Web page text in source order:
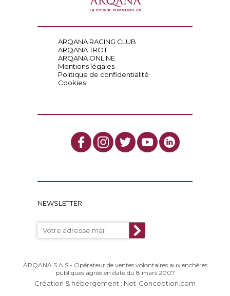
ARQANA RACING CLUB
ARQANA TROT
ARQANA ONLINE
Mentions légales
Politique de confidentialité
Cookies
NEWSLETTER
ARQANA S.A.S - Opérateur de ventes volontaires aux enchères
publiques agréé en date du 8 mars 2007
Création & hébergement : Net-Conception.com